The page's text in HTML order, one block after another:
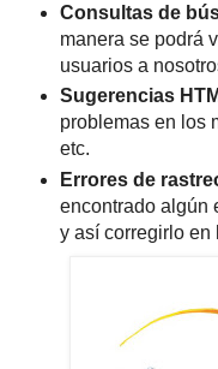
Consultas de
manera se podrá
usuarios a
Sugerencias
problemas en los
etc.
Errores de
encontrado algún
y así corregirlo en